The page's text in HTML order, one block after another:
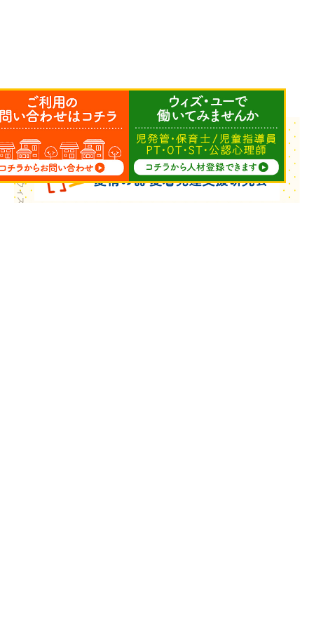
Copyright © ウィズ・ユー All Rights Reserved.